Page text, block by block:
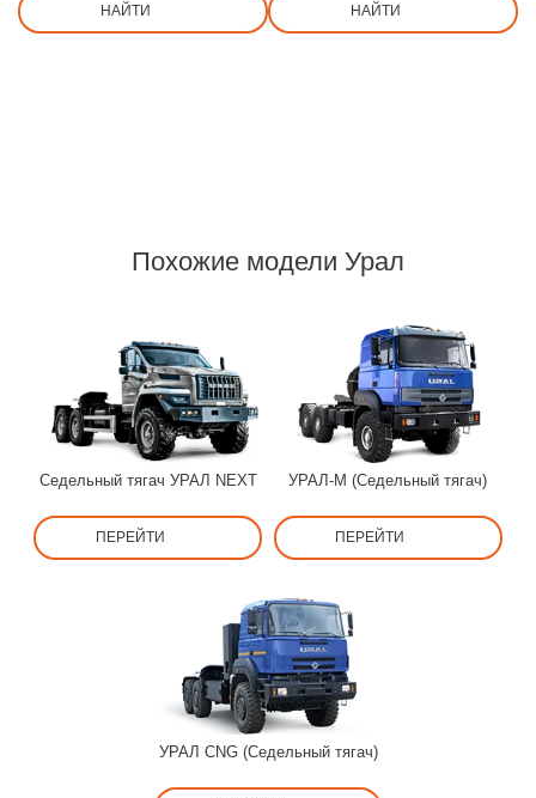
НАЙТИ НАЙТИ
Похожие модели Урал
Седельный тягач УРАЛ NEXT
ПЕРЕЙТИ
УРАЛ-М (Седельный тягач)
ПЕРЕЙТИ
УРАЛ CNG (Седельный тягач)